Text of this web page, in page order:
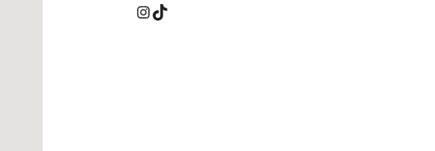
Instagram
TikTok